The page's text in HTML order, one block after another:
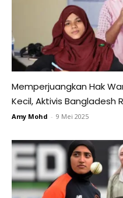
Memperjuangkan Hak
Kecil, Aktivis Bangladesh
Amy Mohd - 9 Mei 2025